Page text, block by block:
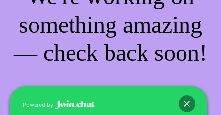
something amazing
— check back soon!
Powered by